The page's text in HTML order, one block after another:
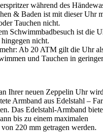
während des
& Baden ist mit dieser Uhr
Tauchen nicht.
Schwimmbadbesuch ist die
nicht.
Ab 20 ATM gilt die Uhr
und Tauchen in
Ihrer neuen Zeppelin Uhr
Armband aus Edelstahl –
Das Edelstahl-Armband
bis zu einem maximalen
220 mm getragen werden.